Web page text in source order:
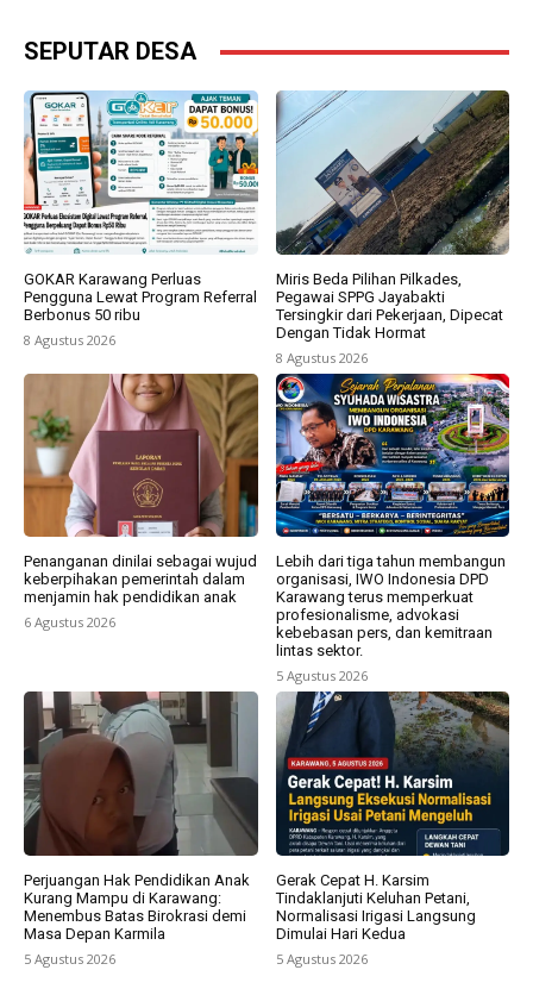
SEPUTAR DESA
GOKAR Karawang Perluas
Pengguna Lewat Program Referral
Berbonus 50 ribu
8 Agustus 2026
Miris Beda Pilihan Pilkades,
Pegawai SPPG Jayabakti
Tersingkir dari Pekerjaan, Dipecat
Dengan Tidak Hormat
8 Agustus 2026
Penanganan dinilai sebagai wujud
keberpihakan pemerintah dalam
menjamin hak pendidikan anak
6 Agustus 2026
Lebih dari tiga tahun membangun
organisasi, IWO Indonesia DPD
Karawang terus memperkuat
profesionalisme, advokasi
kebebasan pers, dan kemitraan
lintas sektor.
5 Agustus 2026
Perjuangan Hak Pendidikan Anak
Kurang Mampu di Karawang:
Menembus Batas Birokrasi demi
Masa Depan Karmila
5 Agustus 2026
Gerak Cepat H. Karsim
Tindaklanjuti Keluhan Petani,
Normalisasi Irigasi Langsung
Dimulai Hari Kedua
5 Agustus 2026